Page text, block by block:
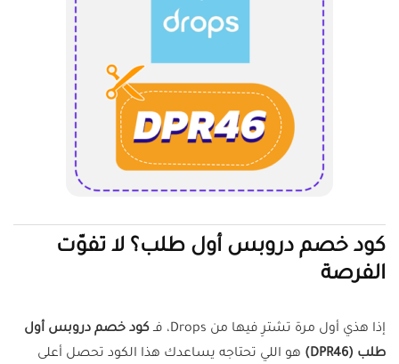
كود خصم دروبس أول طلب؟ لا تفوّت
الفرصة
إذا هذي أول مرة تشترِ فيها من Drops، فـ
كود خصم دروبس أول
طلب (DPR46)
هو اللي تحتاجه يساعدك هذا الكود تحصل أعلى